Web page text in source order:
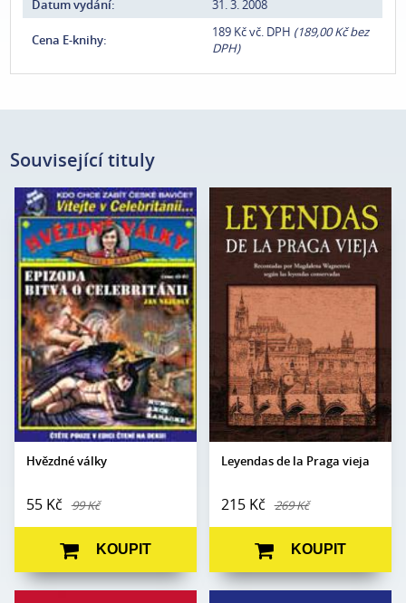
Datum vydání: 31. 3. 2008
Cena E-knihy: 189 Kč vč. DPH (189,00 Kč bez
DPH)
Související tituly
Hvězdné války
55 Kč 99 Kč
Autor:
Jan Nejedlý
Edice:
mimo edice
Počet stran:
72
Formát:
120 x 165
Vazba:
V2 (brož.)
Obrazová část:
N/A
Datum vydání:
13. 6. 2005
KOUPIT
Leyendas de la Praga vieja
215 Kč 269 Kč
Autor:
Magdalena
Kořeny
Počet stran:
140
Formát:
Vazba:
Obrazová
část:
Černobílé ilustrace
Datum
vydání:
13. 8. 2009
KOUPIT